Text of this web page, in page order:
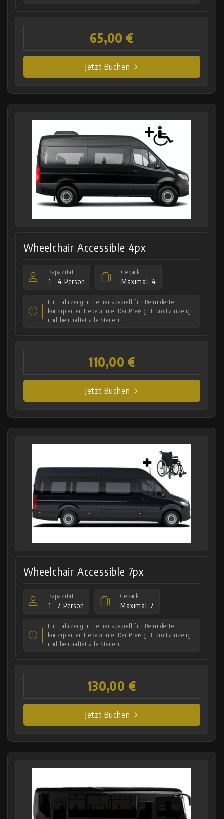
65,00 €
Jetzt Buchen
Wheelchair Accessible 4px
Kapazität:
1 - 4 Person
Gepäck:
Maximal. 4
Ein Fahrzeug mit einer speziell für Behinderte
konzipierten Hebebühne. Der Preis gilt pro Fahrzeug
und beinhaltet alle Steuern.
110,00 €
Jetzt Buchen
Wheelchair Accessible 7px
Kapazität:
1 - 7 Person
Gepäck:
Maximal. 7
Ein Fahrzeug mit einer speziell für Behinderte
konzipierten Hebebühne. Der Preis gilt pro Fahrzeug
und beinhaltet alle Steuern.
130,00 €
Jetzt Buchen